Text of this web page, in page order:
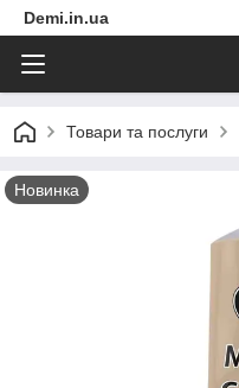
Demi.in.ua
Товари та послуги
Новинка